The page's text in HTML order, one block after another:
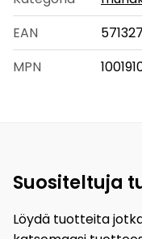
EAN
MPN
Suositeltuja
Löydä tuotteita